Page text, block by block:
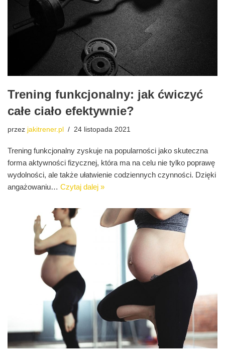
Trening funkcjonalny: jak ćwiczyć
całe ciało efektywnie?
przez jakitrener.pl 24 listopada 2021
Trening funkcjonalny zyskuje na popularności jako skuteczna
forma aktywności fizycznej, która ma na celu nie tylko poprawę
wydolności, ale także ułatwienie codziennych czynności. Dzięki
angażowaniu… Czytaj dalej »